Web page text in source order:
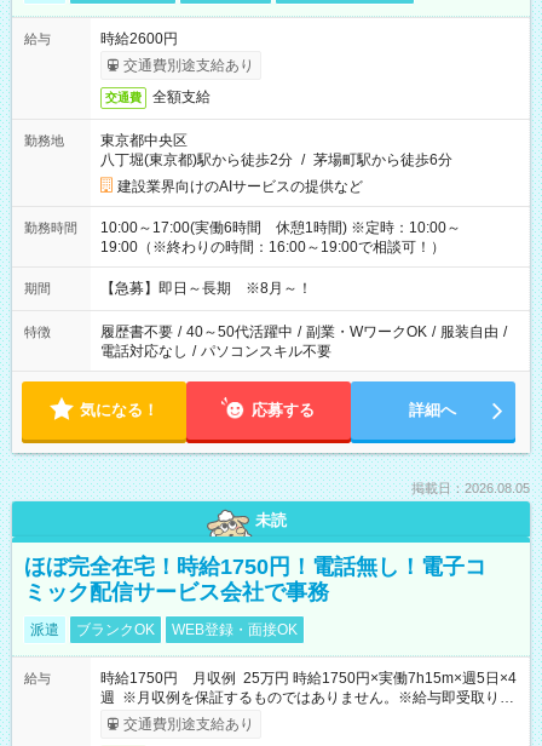
給与
時給2600円
交通費別途支給あり
交通費 全額支給
勤務地
東京都中央区
八丁堀(東京都)駅から徒歩2分 / 茅場町駅から徒歩6分
建設業界向けのAIサービスの提供など
勤務時間
10:00～17:00(実働6時間 休憩1時間) ※定時：10:00～
19:00（※終わりの時間：16:00～19:00で相談可！）
期間 【急募】即日～長期 ※8月～！
特徴 履歴書不要 / 40～50代活躍中 / 副業・WワークOK / 服装自由 /
電話対応なし / パソコンスキル不要
気になる！ 応募する 詳細へ
掲載日：2026.08.05
未読
ほぼ完全在宅！時給1750円！電話無し！電子コ
ミック配信サービス会社で事務
派遣 ブランクOK WEB登録・面接OK
給与
時給1750円 月収例 25万円 時給1750円×実働7h15m×週5日×4
週 ※月収例を保証するものではありません。※給与即受取りサ
ービス利用可（利用条件有）
交通費別途支給あり